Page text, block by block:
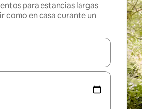
para estancias largas
como en casa durante un
estén disponibles, podrás navegar